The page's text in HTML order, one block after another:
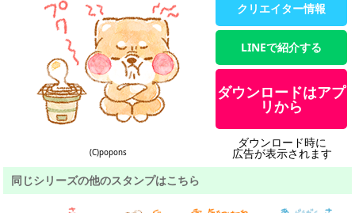
(C)popons
クリエイター情報
LINEで紹介する
ダウンロードはアプ
リから
ダウンロード時に
広告が表示されます
同じシリーズの他のスタンプはこちら